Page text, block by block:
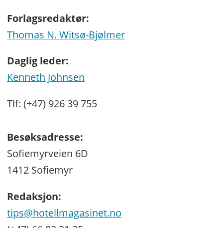
Forlagsredaktør:
Thomas N. Witsø-Bjølmer
Daglig leder:
Kenneth Johnsen
Tlf: (+47) 926 39 755
Besøksadresse:
Sofiemyrveien 6D
1412 Sofiemyr
Redaksjon:
tips@hotellmagasinet.no